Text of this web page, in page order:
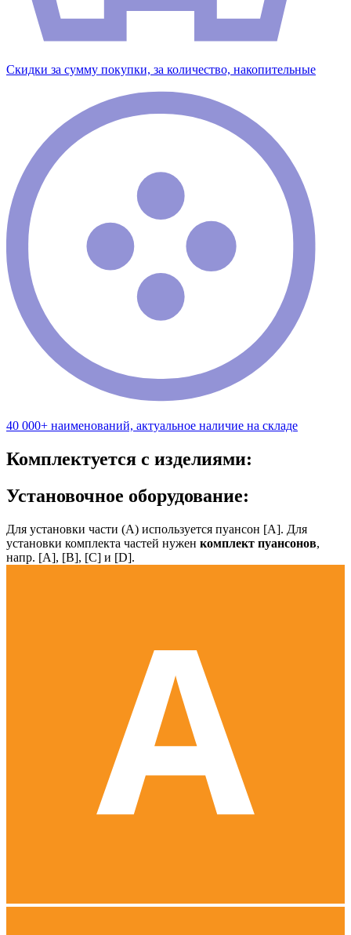
Скидки за сумму покупки, за количество, накопительные
40 000+ наименований, актуальное наличие на складе
Комплектуется с изделиями:
Установочное оборудование:
Для установки части (А) используется пуансон [А]. Для
установки комплекта частей нужен комплект пуансонов,
напр. [А], [B], [С] и [D].